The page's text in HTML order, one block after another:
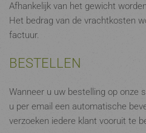
Afhankelijk van het gewicht
Het bedrag van de vrachtkosten
factuur.
BESTELLEN
Wanneer u uw bestelling op onze
u per email een automatische
verzoeken iedere klant vooruit te